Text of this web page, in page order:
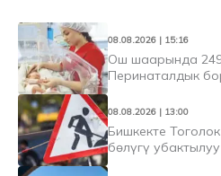
08.08.2026 | 15:16
Ош шаарында
Перинаталдык
08.08.2026 | 13:00
Бишкекте
бөлүгү